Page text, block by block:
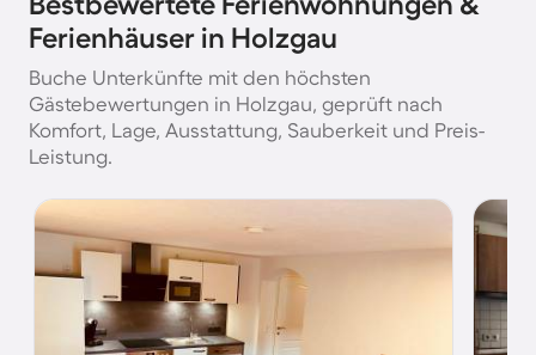
Ferienhäuser in Holzgau
Buche Unterkünfte mit den höchsten
Gästebewertungen in Holzgau, geprüft nach
Komfort, Lage, Ausstattung, Sauberkeit und Preis-
Leistung.